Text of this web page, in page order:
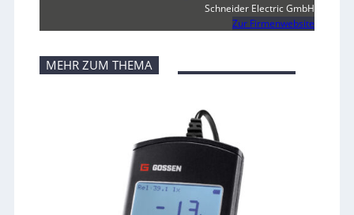
Schneider Electric GmbH
Zur Firmenwebsite
MEHR ZUM THEMA